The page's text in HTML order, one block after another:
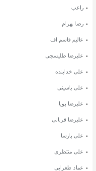
راغب
رضا بهرام
عالیم قاسم اف
علیرضا طلیسچی
علی خدابنده
علی یاسینی
علیرضا پویا
علیرضا قربانی
علی پارسا
علی منتظری
عماد طغرایی